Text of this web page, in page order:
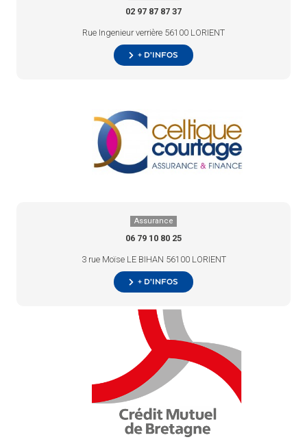
02 97 87 87 37
Rue Ingenieur verrière 56100 LORIENT
+ d’infos
Assurance
06 79 10 80 25
3 rue Moïse LE BIHAN 56100 LORIENT
+ d’infos